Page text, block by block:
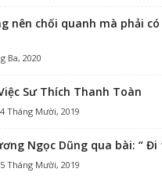
nên chối quanh mà phải có
Ba, 2020
Sư Thích Thanh Toàn
Tháng Mười, 2019
Ngọc Dũng qua bài: “ Đi
Tháng Mười, 2019